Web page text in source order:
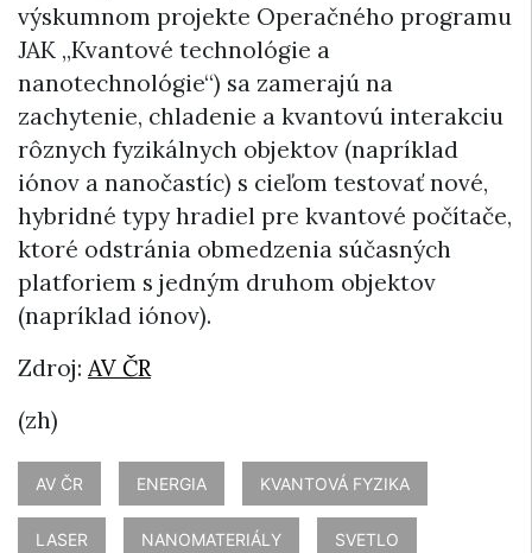
výskumnom projekte Operačného programu
JAK „Kvantové technológie a
nanotechnológie“) sa zamerajú na
zachytenie, chladenie a kvantovú interakciu
rôznych fyzikálnych objektov (napríklad
iónov a nanočastíc) s cieľom testovať nové,
hybridné typy hradiel pre kvantové počítače,
ktoré odstránia obmedzenia súčasných
platforiem s jedným druhom objektov
(napríklad iónov).
Zdroj: AV ČR
(zh)
AV ČR ENERGIA KVANTOVÁ FYZIKA
LASER NANOMATERIÁLY SVETLO